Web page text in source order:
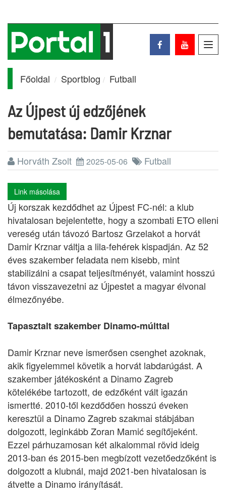
Főoldal Sportblog Futball
Az Újpest új edzőjének
bemutatása: Damir Krznar
Horváth Zsolt 2025-05-06 Futball
Link másolása
Új korszak kezdődhet az Újpest FC-nél: a klub
hivatalosan bejelentette, hogy a szombati ETO elleni
vereség után távozó Bartosz Grzelakot a horvát
Damir Krznar váltja a lila-fehérek kispadján. Az 52
éves szakember feladata nem kisebb, mint
stabilizálni a csapat teljesítményét, valamint hosszú
távon visszavezetni az Újpestet a magyar élvonal
élmezőnyébe.
Tapasztalt szakember Dinamo-múlttal
Damir Krznar neve ismerősen csenghet azoknak,
akik figyelemmel követik a horvát labdarúgást. A
szakember játékosként a Dinamo Zagreb
kötelékébe tartozott, de edzőként vált igazán
ismertté. 2010-től kezdődően hosszú éveken
keresztül a Dinamo Zagreb szakmai stábjában
dolgozott, leginkább Zoran Mamić segítőjeként.
Ezzel párhuzamosan két alkalommal rövid ideig
2013-ban és 2015-ben megbízott vezetőedzőként is
dolgozott a klubnál, majd 2021-ben hivatalosan is
átvette a Dinamo irányítását.